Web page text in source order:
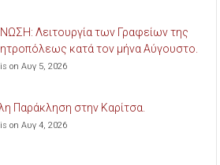
Λειτουργία των Γραφείων της
κατά τον μήνα Αύγουστο.
on Αυγ 5, 2026
Παράκληση στην Καρίτσα.
on Αυγ 4, 2026